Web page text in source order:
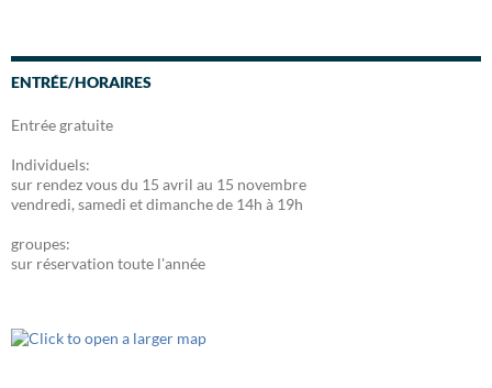
e
b
o
ENTRÉE/HORAIRES
Entrée gratuite
Individuels:
sur rendez vous du 15 avril au 15 novembre
vendredi, samedi et dimanche de 14h à 19h
groupes:
sur réservation toute l'année